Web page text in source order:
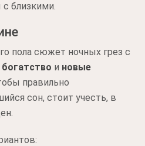
с близкими.
пола сюжет ночных грез с
богатство и новые
правильно
сон, стоит учесть, в